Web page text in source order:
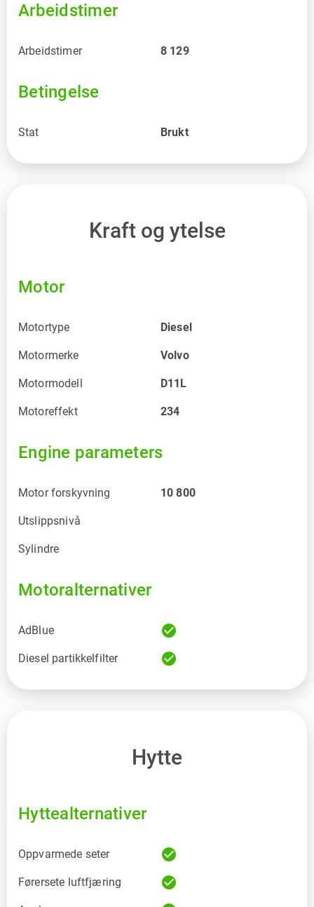
Arbeidstimer
Arbeidstimer 8 129
Betingelse
Stat Brukt
Kraft og ytelse
Motor
Motortype Diesel
Motormerke Volvo
Motormodell D11L
Motoreffekt 234
Engine parameters
Motor forskyvning 10 800
Utslippsnivå
Sylindre
Motoralternativer
AdBlue check_circle
Diesel partikkelfilter check_circle
Hytte
Hyttealternativer
Oppvarmede seter check_circle
Førersete luftfjæring check_circle